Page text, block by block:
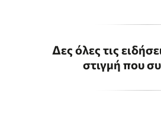
Δες όλες τις
στιγμή που